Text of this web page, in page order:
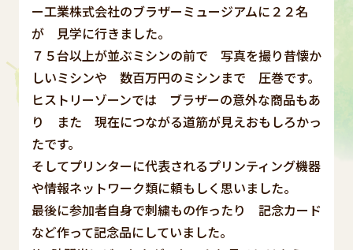
ー工業株式会社のブラザーミュージアムに２２名
が 見学に行きました。
７５台以上が並ぶミシンの前で 写真を撮り昔懐か
しいミシンや 数百万円のミシンまで 圧巻です。
ヒストリーゾーンでは ブラザーの意外な商品もあ
り また 現在につながる道筋が見えおもしろかっ
たです。
そしてプリンターに代表されるプリンティング機器
や情報ネットワーク類に頼もしく思いました。
最後に参加者自身で刺繍もの作ったり 記念カード
など作って記念品にしていました。